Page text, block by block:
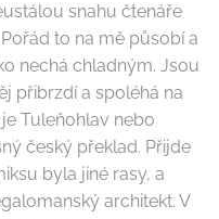
snahu čtenáře
to na mě působí a
nechá chladným. Jsou
přibrzdí a spoléhá na
Tuleňohlav nebo
český překlad. Přijde
byla jiné rasy, a
architekt. V